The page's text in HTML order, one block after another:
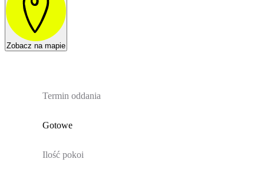
Zobacz na mapie
Termin oddania
Gotowe
Ilość pokoi